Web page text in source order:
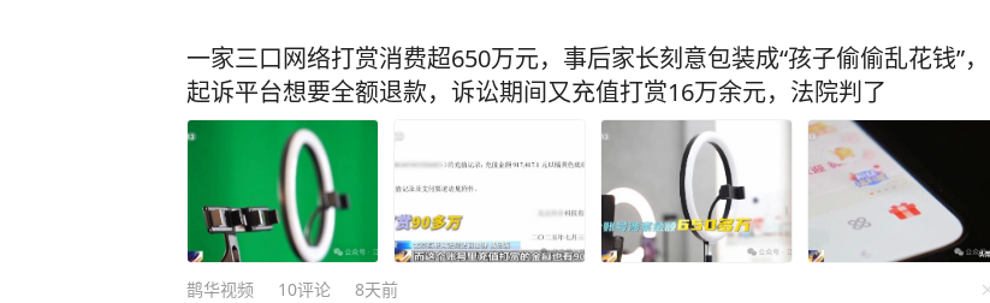
一家三口网络打赏消费超650万元，事后家长刻意包装成“孩子偷偷乱花钱”，
起诉平台想要全额退款，诉讼期间又充值打赏16万余元，法院判了
鹊华视频 10评论 8天前